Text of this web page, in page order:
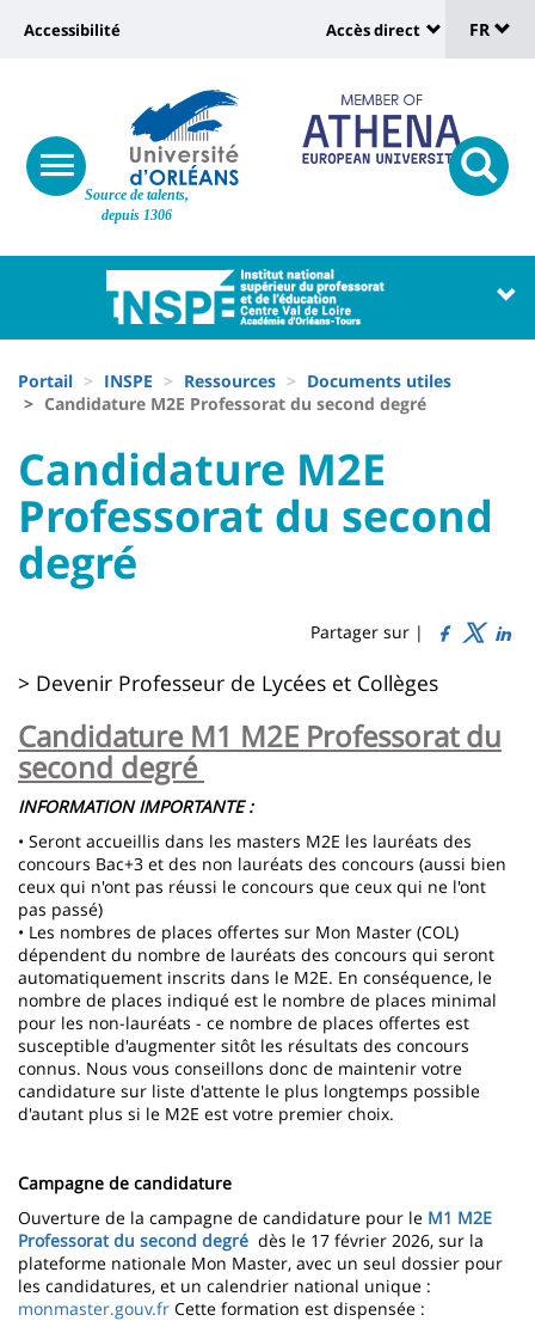
Site
Source de talents,
depuis 1306
Université
Recherche
responsive
menu
button
Université
vers
page
accessibilité
Accessibilité
:
Shortcut
links
Accès direct
de
FR
Université
Block
liste
composantes
d'Ariane
Portail INSPE Ressources
Documents utiles
Candidature M2E Professorat du second degré
University
:
Sidebar
University
:
Main
content
Titre
de
Candidature M2E
Professorat du second
degré
Partager sur |
Contenu
de
la
page
principale
> Devenir Professeur de Lycées et Collèges
Candidature M1 M2E Professorat du
second degré
INFORMATION IMPORTANTE :
• Seront accueillis dans les masters M2E les lauréats des
concours Bac+3 et des non lauréats des concours (aussi bien
ceux qui n'ont pas réussi le concours que ceux qui ne l'ont
pas passé)
• Les nombres de places offertes sur Mon Master (COL)
dépendent du nombre de lauréats des concours qui seront
automatiquement inscrits dans le M2E. En conséquence, le
nombre de places indiqué est le nombre de places minimal
pour les non-lauréats - ce nombre de places offertes est
susceptible d'augmenter sitôt les résultats des concours
connus. Nous vous conseillons donc de maintenir votre
candidature sur liste d'attente le plus longtemps possible
d'autant plus si le M2E est votre premier choix.
Campagne de candidature
Ouverture de la campagne de candidature pour le M1 M2E
Professorat du second degré dès le 17 février 2026, sur la
plateforme nationale Mon Master, avec un seul dossier pour
les candidatures, et un calendrier national unique :
monmaster.gouv.fr Cette formation est dispensée :